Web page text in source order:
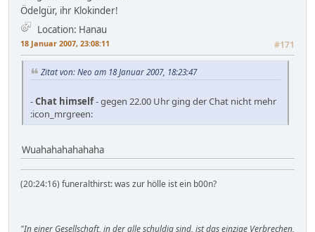
Ödelgür, ihr Klokinder!
Location: Hanau
18 Januar 2007, 23:08:11 #171
Zitat von: Neo am 18 Januar 2007, 18:23:47
-Chat himself- gegen 22.00 Uhr ging der Chat nicht mehr
:icon_mrgreen:
Wuahahahahahaha
(20:24:16) funeralthirst: was zur hölle ist ein b00n?
"In einer Gesellschaft, in der alle schuldig sind, ist das einzige Verbrechen,